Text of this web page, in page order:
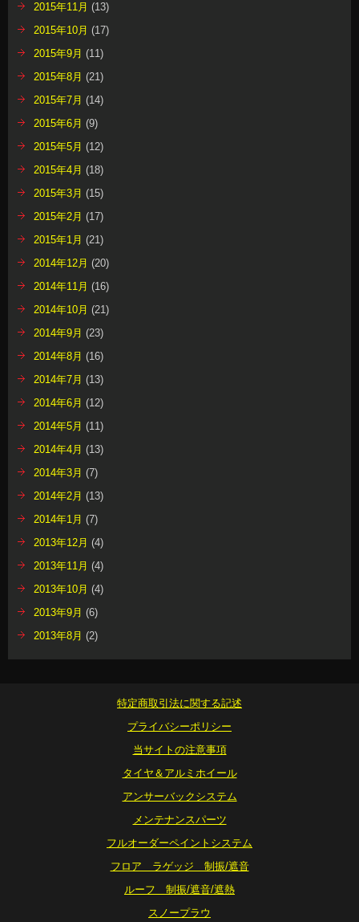
2015年11月 (13)
2015年10月 (17)
2015年9月 (11)
2015年8月 (21)
2015年7月 (14)
2015年6月 (9)
2015年5月 (12)
2015年4月 (18)
2015年3月 (15)
2015年2月 (17)
2015年1月 (21)
2014年12月 (20)
2014年11月 (16)
2014年10月 (21)
2014年9月 (23)
2014年8月 (16)
2014年7月 (13)
2014年6月 (12)
2014年5月 (11)
2014年4月 (13)
2014年3月 (7)
2014年2月 (13)
2014年1月 (7)
2013年12月 (4)
2013年11月 (4)
2013年10月 (4)
2013年9月 (6)
2013年8月 (2)
特定商取引法に関する記述
プライバシーポリシー
当サイトの注意事項
タイヤ＆アルミホイール
アンサーバックシステム
メンテナンスパーツ
フルオーダーペイントシステム
フロア ラゲッジ 制振/遮音
ルーフ 制振/遮音/遮熱
スノープラウ